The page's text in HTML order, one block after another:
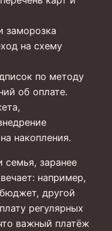
на схему
по методу
об оплате.
накопления.
семья, заранее
например,
другой
регулярных
важный платёж